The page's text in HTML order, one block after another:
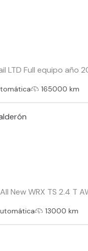
LTD Full equipo
165000 km
New WRX TS 2.4 T
13000 km